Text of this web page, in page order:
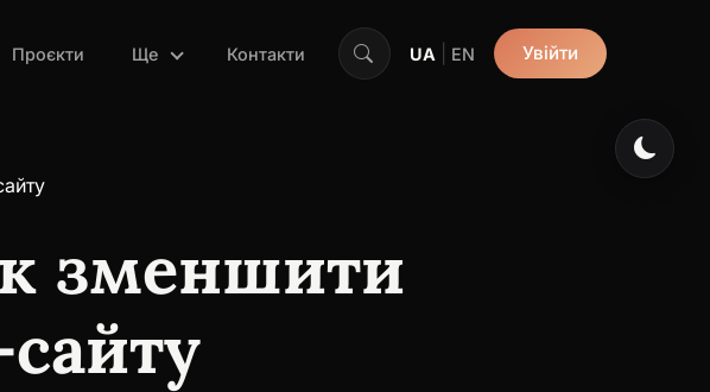
Проєкти Ще Контакти UA EN Увійти
зменшити